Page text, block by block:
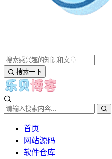
搜索一下
首页
网站源码
软件仓库